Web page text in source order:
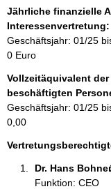
f
o
r
m
t
i
o
n
e
Jährliche finanzielle
Interessenvertretung:
Geschäftsjahr: 01/25
0 Euro
Vollzeitäquivalent
beschäftigten
Geschäftsjahr: 01/25
0,00
Dr. Hans
Funktion: CEO